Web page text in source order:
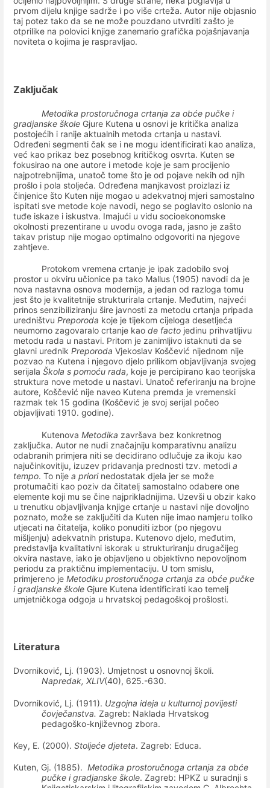
prvom dijelu knjige sadrže i po više crteža. Autor nije objasnio
taj potez tako da se ne može pouzdano utvrditi zašto je
otprilike na polovici knjige zanemario grafička pojašnjavanja
noviteta o kojima je raspravljao.
Zaključak
Metodika prostoručnoga crtanja za obće pučke i
gradjanske škole Gjure Kutena u osnovi je kritička analiza
postojećih i ranije aktualnih metoda crtanja u nastavi.
Određeni segmenti čak se i ne mogu identificirati kao analiza,
već kao prikaz bez posebnog kritičkog osvrta. Kuten se
fokusirao na one autore i metode koje je sam procijenio
najpotrebnijima, unatoč tome što je od pojave nekih od njih
prošlo i pola stoljeća. Određena manjkavost proizlazi iz
činjenice što Kuten nije mogao u adekvatnoj mjeri samostalno
ispitati sve metode koje navodi, nego se poglavito oslonio na
tuđe iskaze i iskustva. Imajući u vidu socioekonomske
okolnosti prezentirane u uvodu ovoga rada, jasno je zašto
takav pristup nije mogao optimalno odgovoriti na njegove
zahtjeve.
Protokom vremena crtanje je ipak zadobilo svoj
prostor u okviru učionice pa tako Mallus (1905) navodi da je
nova nastavna osnova modernija, a jedan od razloga tomu
jest što je kvalitetnije strukturirala crtanje. Međutim, najveći
prinos senzibiliziranju šire javnosti za metodu crtanja pripada
uredništvu Preporoda koje je tijekom cijeloga desetljeća
neumorno zagovaralo crtanje kao de facto jedinu prihvatljivu
metodu rada u nastavi. Pritom je zanimljivo istaknuti da se
glavni urednik Preporoda Vjekoslav Koščević nijednom nije
pozvao na Kutena i njegovo djelo prilikom objavljivanja svojeg
serijala Škola s pomoću rada, koje je percipirano kao teorijska
struktura nove metode u nastavi. Unatoč referiranju na brojne
autore, Koščević nije naveo Kutena premda je vremenski
razmak tek 15 godina (Koščević je svoj serijal počeo
objavljivati 1910. godine).
KutenovaMetodika završava bez konkretnog
zaključka. Autor ne nudi značajniju komparativnu analizu
odabranih primjera niti se decidirano odlučuje za ikoju kao
najučinkovitiju, izuzev pridavanja prednosti tzv. metodi a
tempo. To nije a priorinedostatak djela jer se može
protumačiti kao poziv da čitatelj samostalno odabere one
elemente koji mu se čine najprikladnijima. Uzevši u obzir kako
u trenutku objavljivanja knjige crtanje u nastavi nije dovoljno
poznato, može se zaključiti da Kuten nije imao namjeru toliko
utjecati na čitatelja, koliko ponuditi izbor (po njegovu
mišljenju) adekvatnih pristupa. Kutenovo djelo, međutim,
predstavlja kvalitativni iskorak u strukturiranju drugačijeg
okvira nastave, iako je objavljeno u objektivno nepovoljnom
periodu za praktičnu implementaciju. U tom smislu,
primjereno je Metodiku prostoručnoga crtanja za obće pučke
i gradjanske škole Gjure Kutena identificirati kao temelj
umjetničkoga odgoja u hrvatskoj pedagoškoj prošlosti.
Literatura
Dvorniković, Lj. (1903). Umjetnost u osnovnoj školi.
Napredak, XLIV(40), 625.-630.
Dvorniković, Lj. (1911). Uzgojna ideja u kulturnoj povijesti
čovječanstva. Zagreb: Naklada Hrvatskog
pedagoško-književnog zbora.
Key, E. (2000). Stoljeće djeteta. Zagreb: Educa.
Kuten, Gj. (1885). Metodika prostoručnoga crtanja za obće
pučke i gradjanske škole. Zagreb: HPKZ u suradnji s